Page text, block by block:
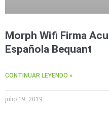
Morph Wifi Firma
Española Bequant
CONTINUAR LEYENDO »
julio 19, 2019